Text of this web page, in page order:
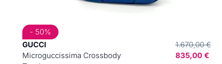
GUCCI
Microguccissima Crossbody
1.670,00 €
835,00 €
- 50%